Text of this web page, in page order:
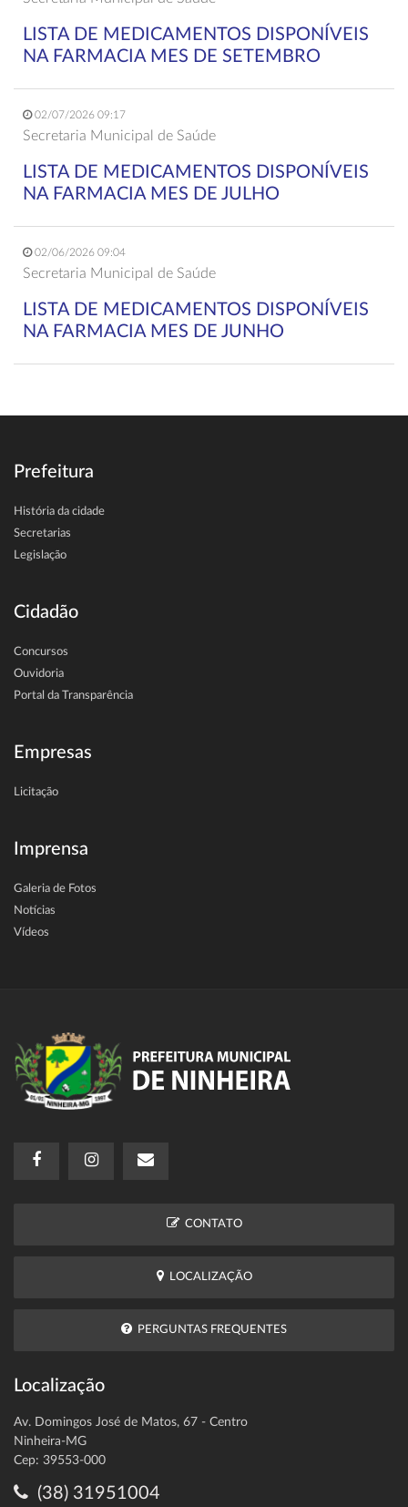
LISTA DE MEDICAMENTOS DISPONÍVEIS
NA FARMACIA MES DE SETEMBRO
02/07/2026 09:17
Secretaria Municipal de Saúde
LISTA DE MEDICAMENTOS DISPONÍVEIS
NA FARMACIA MES DE JULHO
02/06/2026 09:04
Secretaria Municipal de Saúde
LISTA DE MEDICAMENTOS DISPONÍVEIS
NA FARMACIA MES DE JUNHO
Prefeitura
História da cidade
Secretarias
Legislação
Cidadão
Concursos
Ouvidoria
Portal da Transparência
Empresas
Licitação
Imprensa
Galeria de Fotos
Notícias
Vídeos
CONTATO
LOCALIZAÇÃO
PERGUNTAS FREQUENTES
Localização
Av. Domingos José de Matos, 67 - Centro
Ninheira-MG
Cep: 39553-000
(38) 31951004